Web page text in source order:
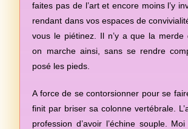
faites pas de l’art et encore moins l’y
rendant dans vos espaces de
vous le piétinez. Il n’y a que la merde
on marche ainsi, sans se rendre
posé les pieds.
A force de se contorsionner pour se
finit par briser sa colonne vertébrale.
profession d’avoir l’échine souple.